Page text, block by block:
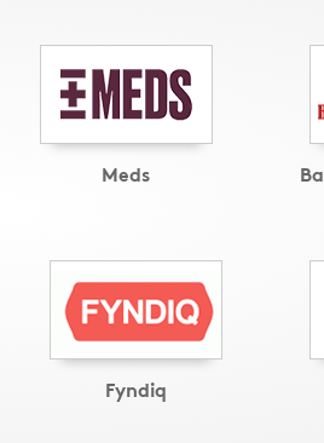
Meds
Fyndiq